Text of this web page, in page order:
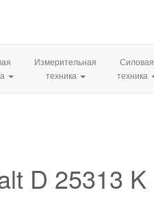
Измерительная
техника
Силовая
техника
D 25313 K